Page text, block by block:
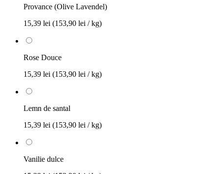
Provance (Olive Lavendel)
15,39 lei (153,90 lei / kg)
Rose Douce
15,39 lei (153,90 lei / kg)
Lemn de santal
15,39 lei (153,90 lei / kg)
Vanilie dulce